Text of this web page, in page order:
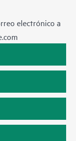
electrónico a